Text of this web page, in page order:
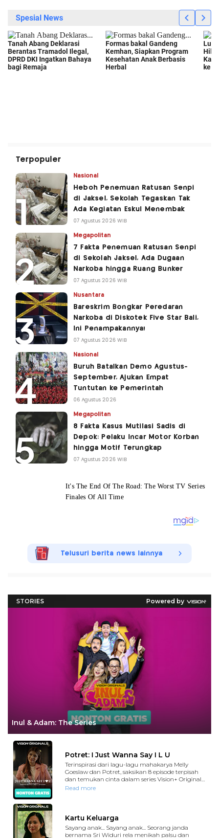
Terpopuler
Nasional
Heboh Penemuan Ratusan Senpi
di Jaksel, Sekolah Tegaskan Tak
Ada Kegiatan Eskul Menembak
07 Agustus 2026 WIB
Megapolitan
7 Fakta Penemuan Ratusan Senpi
di Sekolah Jaksel, Ada Dugaan
Narkoba hingga Ruang Bunker
07 Agustus 2026 WIB
Nusantara
Bareskrim Bongkar Peredaran
Narkoba di Diskotek Five Star Bali,
Ini Penampakannya!
07 Agustus 2026 WIB
Nasional
Buruh Batalkan Demo Agustus-
September, Ajukan Empat
Tuntutan ke Pemerintah
06 Agustus 2026
Megapolitan
8 Fakta Kasus Mutilasi Sadis di
Depok: Pelaku Incar Motor Korban
hingga Motif Terungkap
07 Agustus 2026 WIB
Telusuri berita news lainnya